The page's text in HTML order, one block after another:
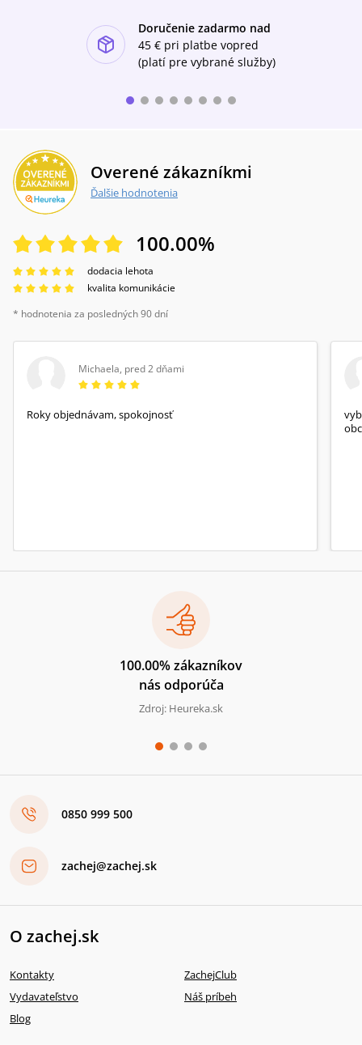
Doručenie zadarmo nad
45 € pri platbe vopred
(platí pre vybrané služby)
Overené zákazníkmi
Ďalšie hodnotenia
100.00%
dodacia lehota
kvalita komunikácie
* hodnotenia za posledných 90 dní
Michaela, pred 2 dňami
Roky objednávam, spokojnosť
100.00% zákazníkov
nás odporúča
Zdroj: Heureka.sk
0850 999 500
zachej@zachej.sk
O zachej.sk
Kontakty
ZachejClub
Vydavateľstvo
Náš príbeh
Blog